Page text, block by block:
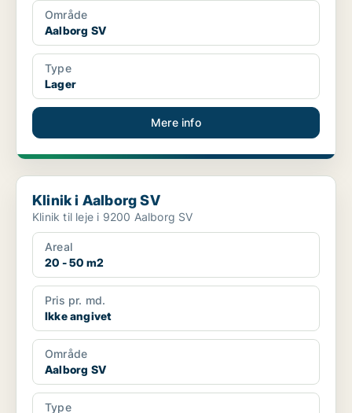
Område
Aalborg SV
Type
Lager
Mere info
Klinik i Aalborg SV
Klinik i Aalborg SV
Klinik til leje i 9200 Aalborg SV
Areal
20 - 50 m2
Pris pr. md.
Ikke angivet
Område
Aalborg SV
Type